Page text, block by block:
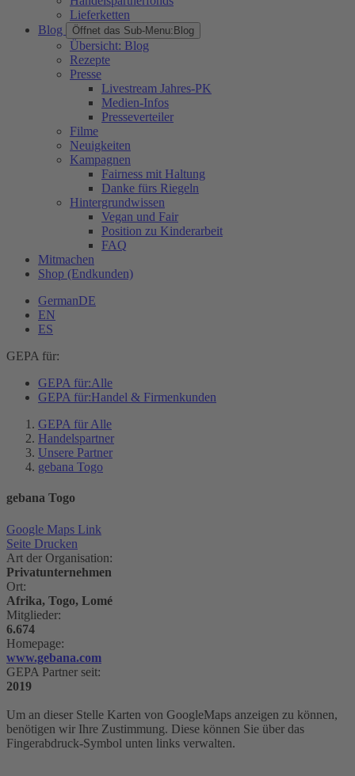
Lieferketten
Blog
Öffnet das Sub-Menu: Blog
Übersicht: Blog
Rezepte
Presse
Livestream Jahres-PK
Medien-Infos
Presseverteiler
Filme
Neuigkeiten
Kampagnen
Fairness mit Haltung
Danke fürs Riegeln
Hintergrundwissen
Vegan und Fair
Position zu Kinderarbeit
FAQ
Mitmachen
Shop (Endkunden)
GermanDE
EN
ES
GEPA für:
GEPA für:Alle
GEPA für:Handel & Firmenkunden
GEPA für Alle
Handelspartner
Unsere Partner
gebana Togo
gebana Togo
Google Maps Link
Seite Drucken
Art der Organisation:
Privatunternehmen
Ort:
Afrika, Togo, Lomé
Mitglieder:
6.674
Homepage:
www.gebana.com
GEPA Partner seit:
2019
Um an dieser Stelle Karten von GoogleMaps anzeigen zu können,
benötigen wir Ihre Zustimmung. Diese können Sie über das
Fingerabdruck-Symbol unten links verwalten.